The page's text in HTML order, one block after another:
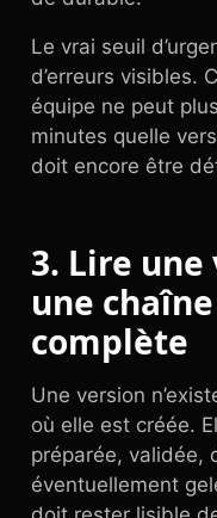
Le vrai seuil
d’erreurs visibles.
équipe ne peut
minutes quelle
doit encore être
3. Lire
une
complète
Une version
où elle est créée.
préparée, validée,
éventuellement